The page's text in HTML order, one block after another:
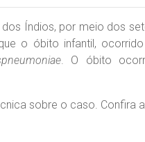
Índios, por meio dos
o óbito infantil,
. O óbito
sobre o caso. Confira